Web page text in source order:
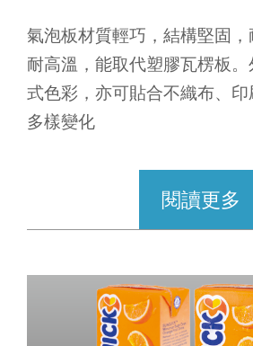
氣泡板材質輕巧，結構堅固
耐高溫，能取代塑膠瓦楞板
式色彩，亦可貼合不織布、
多樣變化
閱讀更多